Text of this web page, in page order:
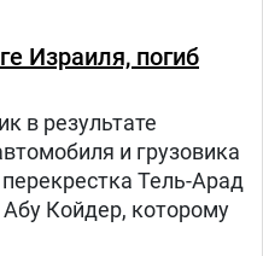
Израиля, погиб
в результате
и грузовика
Тель-Арад
Абу Койдер, которому